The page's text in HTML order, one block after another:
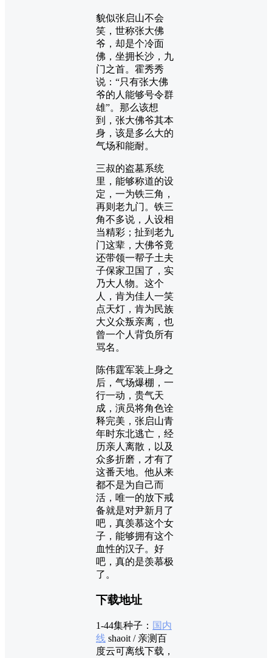
貌似张启山不会
笑，世称张大佛
爷，却是个冷面
佛，坐拥长沙，九
门之首。霍秀秀
说：“只有张大佛
爷的人能够号令群
雄”。那么该想
到，张大佛爷其本
身，该是多么大的
气场和能耐。
三叔的盗墓系统
里，能够称道的设
定，一为铁三角，
再则老九门。铁三
角不多说，人设相
当精彩；扯到老九
门这辈，大佛爷竟
还带领一帮子土夫
子保家卫国了，实
乃大人物。这个
人，肯为佳人一笑
点天灯，肯为民族
大义众叛亲离，也
曾一个人背负所有
骂名。
陈伟霆军装上身之
后，气场爆棚，一
行一动，贵气天
成，演员将角色诠
释完美，张启山青
年时东北逃亡，经
历亲人离散，以及
众多折磨，才有了
这番天地。他从来
都不是为自己而
活，唯一的放下戒
备就是对尹新月了
吧，真羡慕这个女
子，能够拥有这个
血性的汉子。好
吧，真的是羡慕极
了。
下载地址
1-44集种子： 国内
线 shaoit / 亲测百
度云可离线下载，